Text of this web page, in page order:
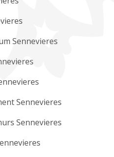
Sennevieres
Sennevieres
Sennevieres